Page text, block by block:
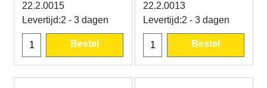
22.2.0015
Levertijd:2 - 3 dagen
Bestel
22.2.0013
Levertijd:2 - 3 dagen
Bestel